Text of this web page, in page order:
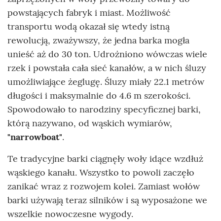
powstających fabryk i miast. Możliwość
transportu wodą okazał się wtedy istną
rewolucją, zważywszy, że jedna barka mogła
unieść aż do 30 ton. Udrożniono wówczas wiele
rzek i powstała cała sieć kanałów, a w nich śluzy
umożliwiające żeglugę. Śluzy miały 22.1 metrów
długości i maksymalnie do 4.6 m szerokości.
Spowodowało to narodziny specyficznej barki,
którą nazywano, od wąskich wymiarów,
"narrowboat".
Te tradycyjne barki ciągnęły woły idące wzdłuż
wąskiego kanału. Wszystko to powoli zaczęło
zanikać wraz z rozwojem kolei. Zamiast wołów
barki używają teraz silników i są wyposażone we
wszelkie nowoczesne wygody.